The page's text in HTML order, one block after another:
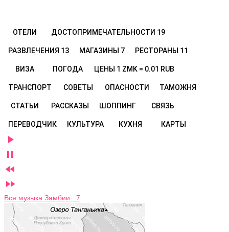
ОТЕЛИ ДОСТОПРИМЕЧАТЕЛЬНОСТИ 19
РАЗВЛЕЧЕНИЯ 13 МАГАЗИНЫ 7 РЕСТОРАНЫ 11
ВИЗА ПОГОДА ЦЕНЫ 1 ZMK = 0.01 RUB
ТРАНСПОРТ СОВЕТЫ ОПАСНОСТИ ТАМОЖНЯ
СТАТЬИ РАССКАЗЫ ШОППИНГ СВЯЗЬ
ПЕРЕВОДЧИК КУЛЬТУРА КУХНЯ КАРТЫ




Вся музыка Замбии 7